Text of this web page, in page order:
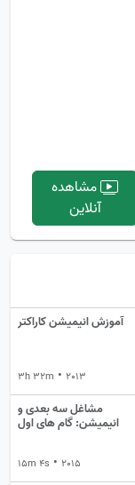
مشاهده
آنلاین
آموزش انیمیشن کاراکتر
3h 32m •2013
مشاغل سه بعدی و
انیمیشن: گام های اول
15m 4s •2015